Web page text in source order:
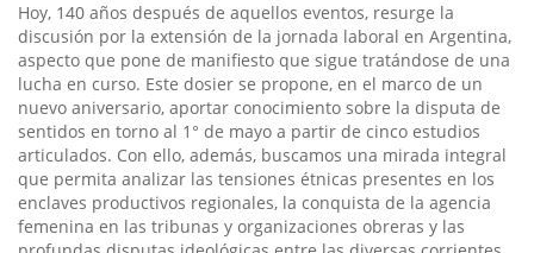
Hoy, 140 años después de aquellos eventos, resurge la
discusión por la extensión de la jornada laboral en Argentina,
aspecto que pone de manifiesto que sigue tratándose de una
lucha en curso. Este dosier se propone, en el marco de un
nuevo aniversario, aportar conocimiento sobre la disputa de
sentidos en torno al 1° de mayo a partir de cinco estudios
articulados. Con ello, además, buscamos una mirada integral
que permita analizar las tensiones étnicas presentes en los
enclaves productivos regionales, la conquista de la agencia
femenina en las tribunas y organizaciones obreras y las